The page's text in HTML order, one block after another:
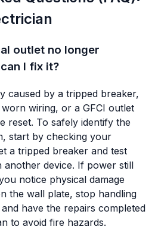
outlet no longer
I fix it?
caused by a tripped breaker,
wiring, or a GFCI outlet
reset. To safely identify the
start by checking your
a tripped breaker and test
device. If power still
notice physical damage
the wall plate, stop handling
have the repairs completed
to avoid fire hazards.